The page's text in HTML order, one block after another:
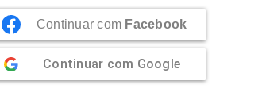
Continuar com Facebook
Continuar com Google